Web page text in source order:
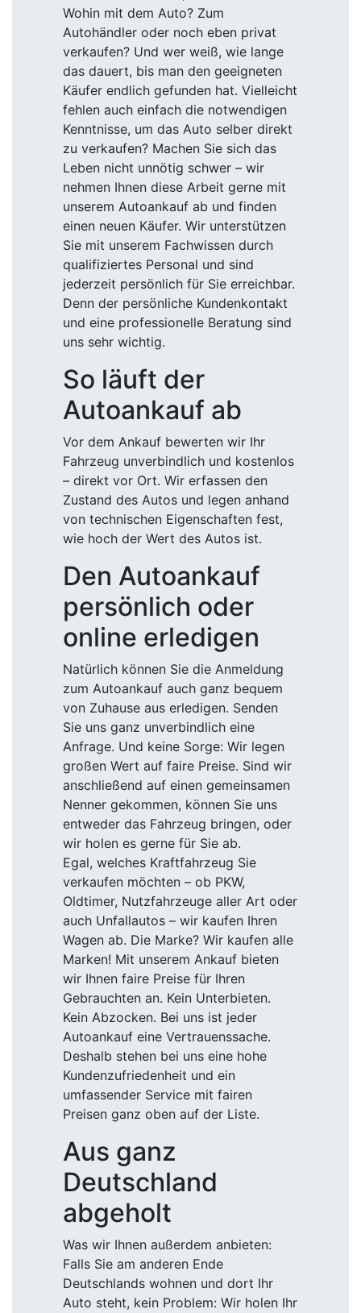
Wohin mit dem Auto? Zum
Autohändler oder noch eben privat
verkaufen? Und wer weiß, wie lange
das dauert, bis man den geeigneten
Käufer endlich gefunden hat. Vielleicht
fehlen auch einfach die notwendigen
Kenntnisse, um das Auto selber direkt
zu verkaufen? Machen Sie sich das
Leben nicht unnötig schwer – wir
nehmen Ihnen diese Arbeit gerne mit
unserem Autoankauf ab und finden
einen neuen Käufer. Wir unterstützen
Sie mit unserem Fachwissen durch
qualifiziertes Personal und sind
jederzeit persönlich für Sie erreichbar.
Denn der persönliche Kundenkontakt
und eine professionelle Beratung sind
uns sehr wichtig.
So läuft der
Autoankauf ab
Vor dem Ankauf bewerten wir Ihr
Fahrzeug unverbindlich und kostenlos
– direkt vor Ort. Wir erfassen den
Zustand des Autos und legen anhand
von technischen Eigenschaften fest,
wie hoch der Wert des Autos ist.
Den Autoankauf
persönlich oder
online erledigen
Natürlich können Sie die Anmeldung
zum Autoankauf auch ganz bequem
von Zuhause aus erledigen. Senden
Sie uns ganz unverbindlich eine
Anfrage. Und keine Sorge: Wir legen
großen Wert auf faire Preise. Sind wir
anschließend auf einen gemeinsamen
Nenner gekommen, können Sie uns
entweder das Fahrzeug bringen, oder
wir holen es gerne für Sie ab.
Egal, welches Kraftfahrzeug Sie
verkaufen möchten – ob PKW,
Oldtimer, Nutzfahrzeuge aller Art oder
auch Unfallautos – wir kaufen Ihren
Wagen ab. Die Marke? Wir kaufen alle
Marken! Mit unserem Ankauf bieten
wir Ihnen faire Preise für Ihren
Gebrauchten an. Kein Unterbieten.
Kein Abzocken. Bei uns ist jeder
Autoankauf eine Vertrauenssache.
Deshalb stehen bei uns eine hohe
Kundenzufriedenheit und ein
umfassender Service mit fairen
Preisen ganz oben auf der Liste.
Aus ganz
Deutschland
abgeholt
Was wir Ihnen außerdem anbieten:
Falls Sie am anderen Ende
Deutschlands wohnen und dort Ihr
Auto steht, kein Problem: Wir holen Ihr